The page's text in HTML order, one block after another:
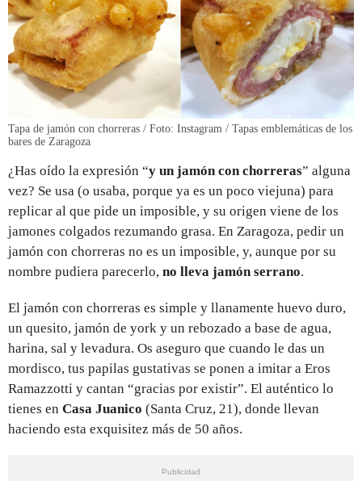
Tapa de jamón con chorreras / Foto: Instagram / Tapas emblemáticas de los
bares de Zaragoza
¿Has oído la expresión “y un jamón con chorreras” alguna
vez? Se usa (o usaba, porque ya es un poco viejuna) para
replicar al que pide un imposible, y su origen viene de los
jamones colgados rezumando grasa. En Zaragoza, pedir un
jamón con chorreras no es un imposible, y, aunque por su
nombre pudiera parecerlo, no lleva jamón serrano.
El jamón con chorreras es simple y llanamente huevo duro,
un quesito, jamón de york y un rebozado a base de agua,
harina, sal y levadura. Os aseguro que cuando le das un
mordisco, tus papilas gustativas se ponen a imitar a Eros
Ramazzotti y cantan “gracias por existir”. El auténtico lo
tienes en Casa Juanico (Santa Cruz, 21), donde llevan
haciendo esta exquisitez más de 50 años.